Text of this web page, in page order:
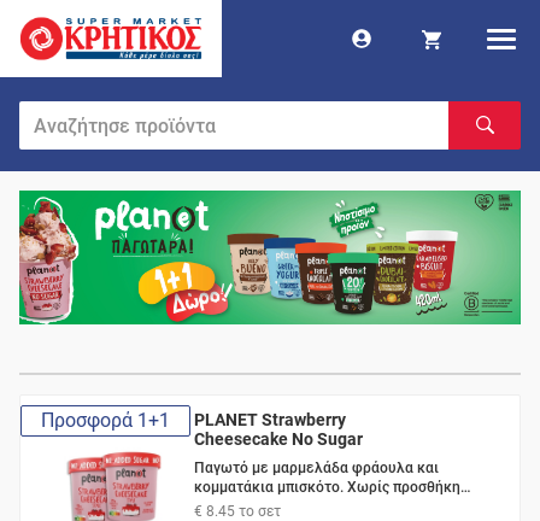
Προσφορά 1+1
PLANET Strawberry
Cheesecake No Sugar
Παγωτό με μαρμελάδα φράουλα και
κομματάκια μπισκότο. Χωρίς προσθήκη
ζάχαρης, με γλυκαντικά και φυσικά σάκχαρα.
€ 8.45το σετ